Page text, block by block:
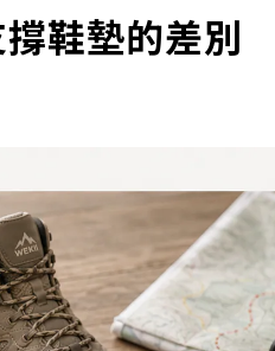
鞋墊的差別